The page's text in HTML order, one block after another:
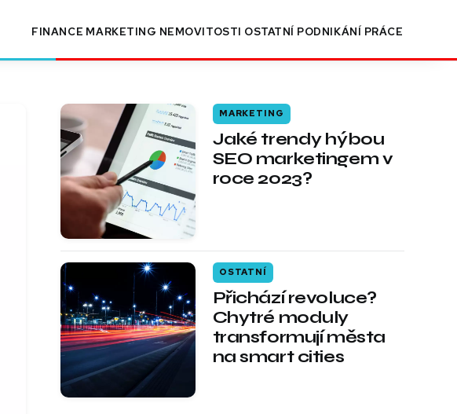
FINANCE MARKETING NEMOVITOSTI OSTATNÍ PODNIKÁNÍ PRÁCE
Jaké trendy hýbou
SEO marketingem v
roce 2023?
MARKETING
Přichází revoluce?
Chytré moduly
transformují města
na smart cities
OSTATNÍ